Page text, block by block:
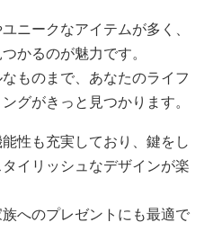
ニークなアイテムが多く、
かるのが魅力です。
ものまで、あなたのライフ
グがきっと見つかります。
性も充実しており、鍵をし
イリッシュなデザインが楽
へのプレゼントにも最適で